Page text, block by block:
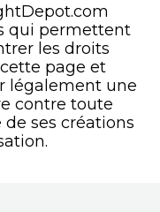
qui permettent
les droits
page et
légalement une
contre toute
ses créations